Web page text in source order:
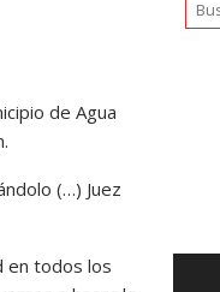
de Agua
(…) Juez
en todos los